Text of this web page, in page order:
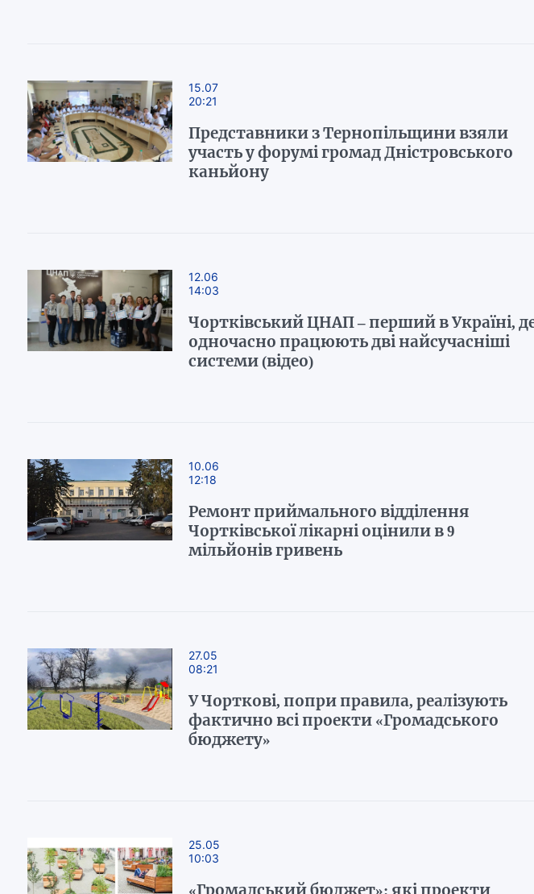
15.07
20:21
Представники з Тернопільщини взяли
участь у форумі громад Дністровського
каньйону
12.06
14:03
Чортківський ЦНАП – перший в Україні,
одночасно працюють дві найсучасніші
системи (відео)
10.06
12:18
Ремонт приймального відділення
Чортківської лікарні оцінили в 9
мільйонів гривень
27.05
08:21
У Чорткові, попри правила, реалізують
фактично всі проекти «Громадського
бюджету»
25.05
10:03